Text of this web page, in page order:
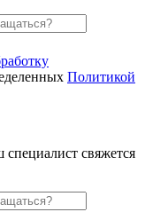
Политикой
свяжется